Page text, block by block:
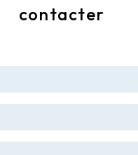
contacter